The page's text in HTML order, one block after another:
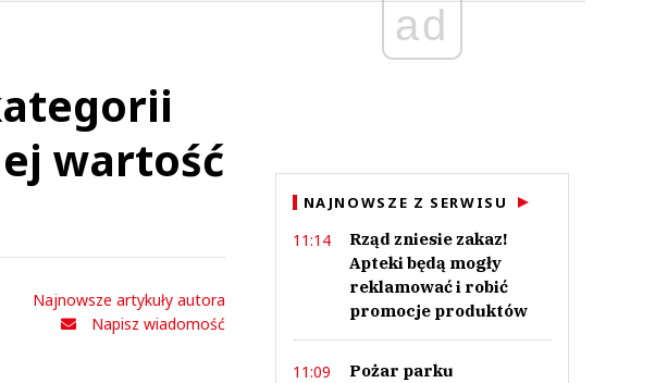
wartość
Najnowsze artykuły autora
Napisz wiadomość
ad
NAJNOWSZE Z SERWISU
11:14
Rząd zniesie zakaz!
Apteki będą mogły
reklamować i robić
promocje produktów
11:09
Pożar parku